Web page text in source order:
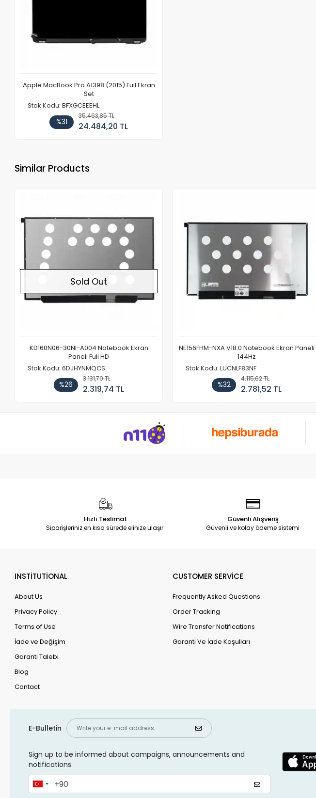
Apple MacBook Pro A1398 (2015) Full Ekran
Set
Stok Kodu: BFXGCEEEHL
%31
35.463,85 TL
24.484,20 TL
Similar Products
Sold Out
KD160N06-30NI-A004 Notebook Ekran
Paneli Full HD
Stok Kodu: 6DJHYNMQCS
%26
3.131,70 TL
2.319,74 TL
NE156FHM-NXA V18.0 Notebook Ekran Paneli
144Hz
Stok Kodu: LUCNLF83NF
%32
4.115,62 TL
2.781,52 TL
Hızlı Teslimat
Siparişleriniz en kısa sürede elinize ulaşır.
Güvenli Alışveriş
Güvenli ve kolay ödeme sistemi
INSTİTUTİONAL
About Us
Privacy Policy
Terms of Use
İade ve Değişim
Garanti Talebi
Blog
Contact
CUSTOMER SERVİCE
Frequently Asked Questions
Order Tracking
Wire Transfer Notifications
Garanti Ve İade Koşulları
E-Bulletin
Sign up to be informed about campaigns, announcements and
notifications.